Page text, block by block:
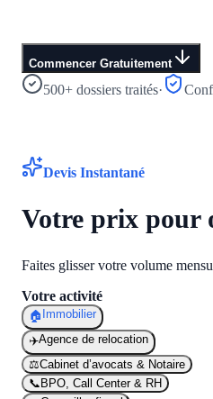
Commencer Gratuitement
500+ dossiers traités·
Devis Instantané
Votre prix pour
Faites glisser votre volume
Votre activité
🏠 Immobilier
✈️Agence de relocation
⚖️Cabinet d’avocats & Notaire
📞 BPO, Call Center & RH